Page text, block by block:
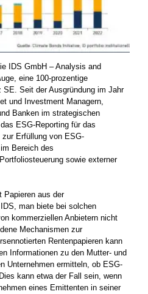
IDS GmbH – Analysis and
eine 100-prozentige
Seit der Ausgründung im Jahr
und Investment Managern,
Banken im strategischen
ESG-Reporting für das
Erfüllung von ESG-
Bereich des
sowie externer
Papieren aus der
man biete bei solchen
kommer­ziellen Anbietern nicht
Mechanismen zur
Rentenpapieren kann
Informationen zu den Mutter- und
Unternehmen ermitteln, ob ESG-
kann etwa der Fall sein, wenn
eines Emittenten in seiner